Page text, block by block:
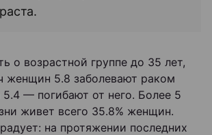
о возрастной группе до 35 лет,
женщин 5.8 заболевают раком
— погибают от него. Более 5
живет всего 35.8% женщин.
на протяжении последних